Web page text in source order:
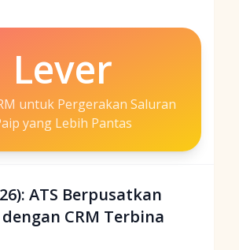
Lever
untuk Pergerakan Saluran
yang Lebih Pantas
ATS Berpusatkan
CRM Terbina